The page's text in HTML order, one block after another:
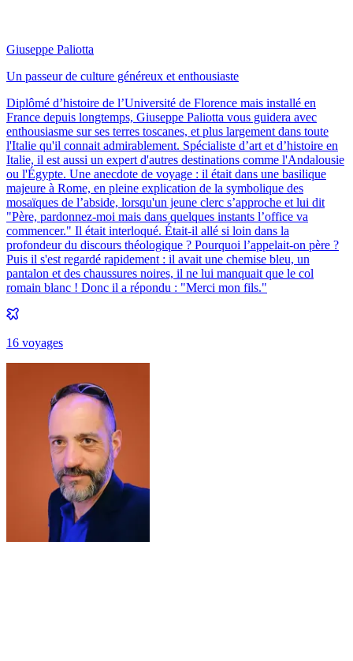
Giuseppe Paliotta
Un passeur de culture généreux et enthousiaste
Diplômé d’histoire de l’Université de Florence mais installé en
France depuis longtemps, Giuseppe Paliotta vous guidera avec
enthousiasme sur ses terres toscanes, et plus largement dans toute
l'Italie qu'il connait admirablement. Spécialiste d’art et d’histoire en
Italie, il est aussi un expert d'autres destinations comme l'Andalousie
ou l'Égypte. Une anecdote de voyage : il était dans une basilique
majeure à Rome, en pleine explication de la symbolique des
mosaïques de l’abside, lorsqu'un jeune clerc s’approche et lui dit
"Père, pardonnez-moi mais dans quelques instants l’office va
commencer." Il était interloqué. Était-il allé si loin dans la
profondeur du discours théologique ? Pourquoi l’appelait-on père ?
Puis il s'est regardé rapidement : il avait une chemise bleu, un
pantalon et des chaussures noires, il ne lui manquait que le col
romain blanc ! Donc il a répondu : "Merci mon fils."
16 voyages